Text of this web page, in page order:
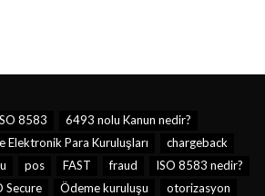
8583
6493 nolu Kanun nedir?
Elektronik Para Kuruluşları
chargeback
pos FAST fraud
ISO 8583 nedir?
Secure Ödeme kuruluşu
otorizasyon